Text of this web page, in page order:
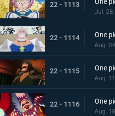
22 - 1113
Jul.
22 - 1114
Aug.
22 - 1115
Aug.
22 - 1116
Aug.